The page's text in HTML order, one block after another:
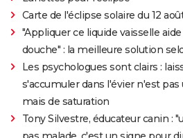
Carte de l'éclipse solaire du 12
"Appliquer ce liquide vaisselle
douche" : la meilleure solution
Les psychologues sont clairs :
s'accumuler dans l'évier n'est pas
mais de saturation
Tony Silvestre, éducateur canin :